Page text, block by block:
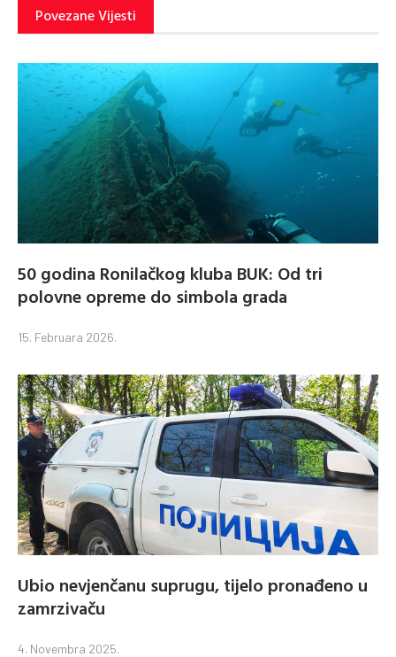
Povezane Vijesti
50 godina Ronilačkog kluba BUK: Od tri
polovne opreme do simbola grada
15. Februara 2026.
Ubio nevjenčanu suprugu, tijelo pronađeno u
zamrzivaču
4. Novembra 2025.